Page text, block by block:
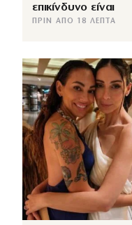
επικίνδυνο είναι
ΠΡΙΝ ΑΠΌ 18 ΛΕΠΤΆ